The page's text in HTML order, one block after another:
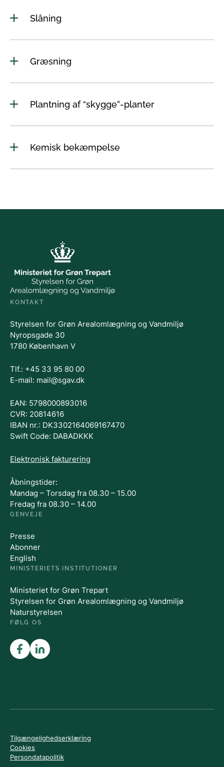
Slåning
Græsning
Plantning af “skygge”-planter
Kemisk bekæmpelse
KONTAKT
Styrelsen for Grøn Arealomlægning og Vandmiljø
Nyropsgade 30
1780 København V
Tlf.: +45 33 95 80 00
E-mail: mail@sgav.dk
EAN: 5798000893016
CVR: 20814616
IBAN nr.: DK3302164069167470
Swift Code: DABADKKK
Elektronisk fakturering
Åbningstider:
Mandag – Torsdag fra 08.30 – 15.00
Fredag fra 08.30 – 14.00
GENVEJE
Presse
Abonner
English
MINISTERIETS INSTITUTIONER
Ministeriet for Grøn Trepart
Styrelsen for Grøn Arealomlægning og Vandmiljø
Naturstyrelsen
FØLG OS
Tilgængelighedserklæring
Cookies
Persondatapolitik